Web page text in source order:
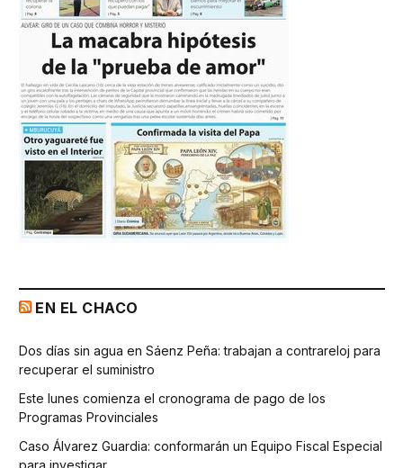
EN EL CHACO
Dos días sin agua en Sáenz Peña: trabajan a contrareloj para
recuperar el suministro
Este lunes comienza el cronograma de pago de los
Programas Provinciales
Caso Álvarez Guardia: conformarán un Equipo Fiscal Especial
para investigar